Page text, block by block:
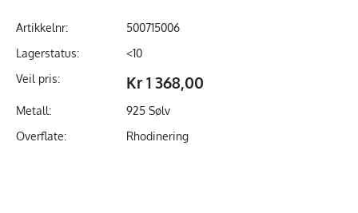
Artikkelnr:
500715006
Lagerstatus:
<10
Veil pris:
Kr 1 368,00
Metall:
925 Sølv
Overflate:
Rhodinering